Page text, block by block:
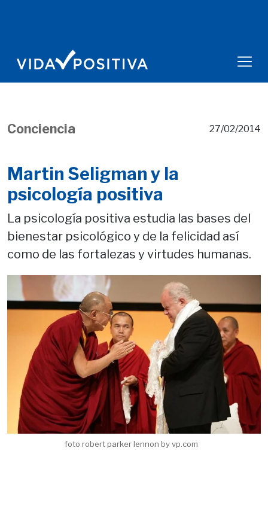
Conciencia 27/02/2014
Martin Seligman y la
psicología positiva
La psicología positiva estudia las bases del
bienestar psicológico y de la felicidad así
como de las fortalezas y virtudes humanas.
foto robert parker lennon by vp.com